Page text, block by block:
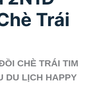
Trái
CHÈ TRÁI TIM
DU LỊCH HAPPY